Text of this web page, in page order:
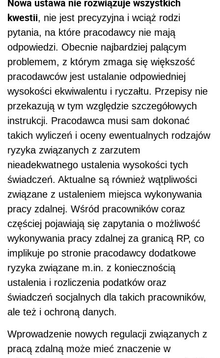
Nowa ustawa nie rozwiązuje wszystkich
kwestii, nie jest precyzyjna i wciąż rodzi
pytania, na które pracodawcy nie mają
odpowiedzi. Obecnie najbardziej palącym
problemem, z którym zmaga się większość
pracodawców jest ustalanie odpowiedniej
wysokości ekwiwalentu i ryczałtu. Przepisy nie
przekazują w tym względzie szczegółowych
instrukcji. Pracodawca musi sam dokonać
takich wyliczeń i oceny ewentualnych rodzajów
ryzyka związanych z zarzutem
nieadekwatnego ustalenia wysokości tych
świadczeń. Aktualne są również wątpliwości
związane z ustaleniem miejsca wykonywania
pracy zdalnej. Wśród pracowników coraz
częściej pojawiają się zapytania o możliwość
wykonywania pracy zdalnej za granicą RP, co
implikuje po stronie pracodawcy dodatkowe
ryzyka związane m.in. z koniecznością
ustalenia i rozliczenia podatków oraz
świadczeń socjalnych dla takich pracowników,
ale też i ochroną danych.
Wprowadzenie nowych regulacji związanych z
pracą zdalną może mieć znaczenie w